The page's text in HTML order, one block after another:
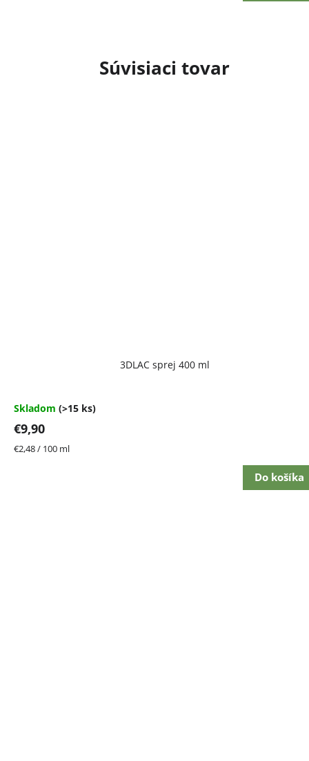
Súvisiaci tovar
3DLAC sprej 400 ml
4,7
5
hviezdičiek.
Skladom (>15 ks)
€9,90
Jednotková
€2,48 / 100 ml
Do košíka